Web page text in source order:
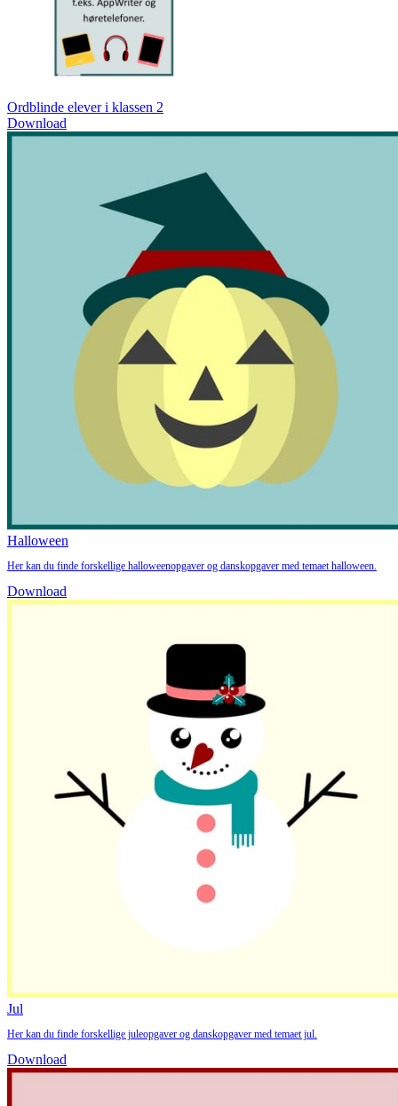
Ordblinde elever i klassen 2
Download
Halloween
Her kan du finde forskellige halloweenopgaver og danskopgaver med temaet halloween.
Download
Jul
Her kan du finde forskellige juleopgaver og danskopgaver med temaet jul.
Download